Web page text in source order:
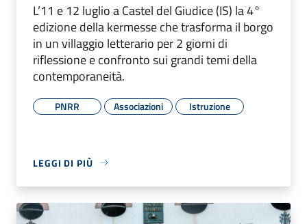
L’11 e 12 luglio a Castel del Giudice (IS) la 4°
edizione della kermesse che trasforma il borgo
in un villaggio letterario per 2 giorni di
riflessione e confronto sui grandi temi della
contemporaneità.
PNRR Associazioni Istruzione
LEGGI DI PIÙ